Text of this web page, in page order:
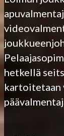
hetkellä
kartoitetaan